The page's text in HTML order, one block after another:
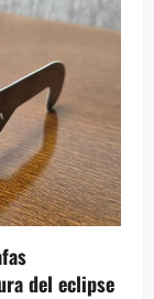
del eclipse